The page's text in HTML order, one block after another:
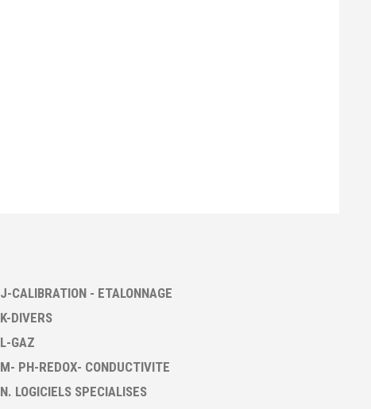
J-CALIBRATION - ETALONNAGE
K-DIVERS
L-GAZ
M- PH-REDOX- CONDUCTIVITE
N. LOGICIELS SPECIALISES